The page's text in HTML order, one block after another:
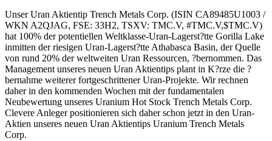
Unser Uran Aktientip Trench Metals Corp. (ISIN CA89485U1003 /
WKN A2QJAG, FSE: 33H2, TSXV: TMC.V, #TMC.V,$TMC.V)
hat 100% der potentiellen Weltklasse-Uran-Lagerst?tte Gorilla Lake
inmitten der riesigen Uran-Lagerst?tte Athabasca Basin, der Quelle
von rund 20% der weltweiten Uran Ressourcen, ?bernommen. Das
Management unseres neuen Uran Aktientips plant in K?rze die ?
bernahme weiterer fortgeschrittener Uran-Projekte. Wir rechnen
daher in den kommenden Wochen mit der fundamentalen
Neubewertung unseres Uranium Hot Stock Trench Metals Corp.
Clevere Anleger positionieren sich daher schon jetzt in den Uran-
Aktien unseres neuen Uran Aktientips Uranium Trench Metals
Corp.